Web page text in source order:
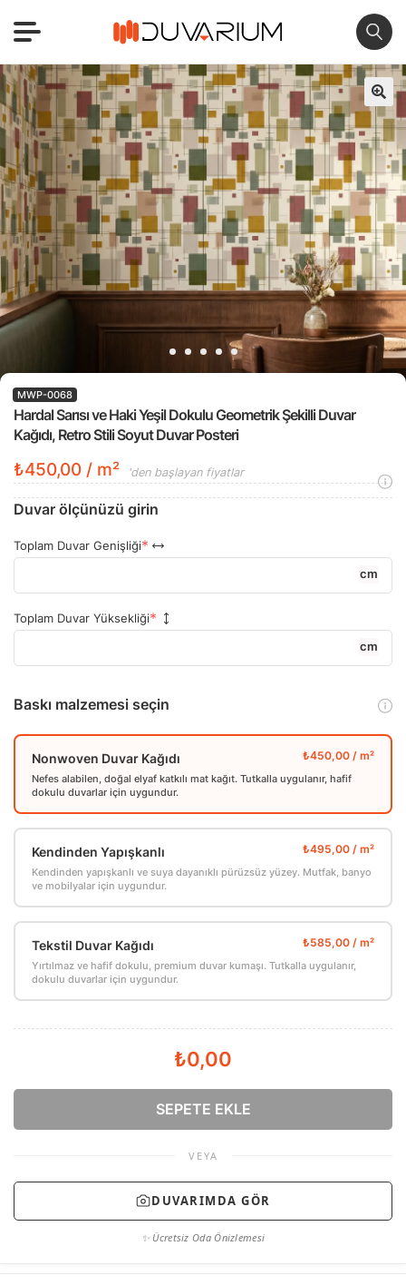
🔍
Hardal Sarısı ve Haki Yeşil Dokulu Geometrik Şekilli Duvar
Kağıdı, Retro Stili Soyut Duvar Posteri
MWP-0068
₺450,00 / m² 'den başlayan fiyatlar
Duvar ölçünüzü girin
Toplam Duvar Genişliği
cm
Toplam Duvar Yüksekliği
cm
Baskı malzemesi seçin
Nonwoven Duvar Kağıdı
Nefes alabilen, doğal elyaf katkılı mat kağıt. Tutkalla uygulanır, hafif
dokulu duvarlar için uygundur.
Kendinden Yapışkanlı
Kendinden yapışkanlı ve suya dayanıklı pürüzsüz yüzey. Mutfak, banyo
ve mobilyalar için uygundur.
Tekstil Duvar Kağıdı
Yırtılmaz ve hafif dokulu, premium duvar kumaşı. Tutkalla uygulanır,
dokulu duvarlar için uygundur.
₺0,00
SEPETE EKLE
VEYA
DUVARIMDA GÖR
✨ Ücretsiz Oda Önizlemesi